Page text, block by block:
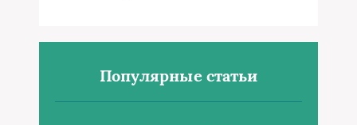
Популярные статьи